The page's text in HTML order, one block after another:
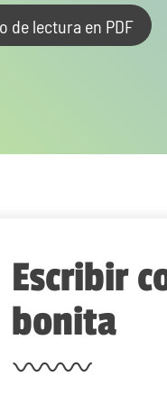
de lectura en PDF
Escribir
bonita